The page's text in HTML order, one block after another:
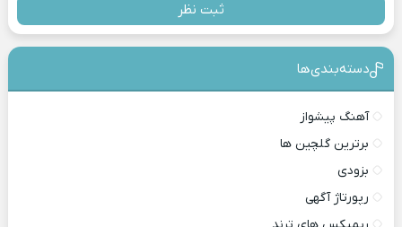
ثبت نظر
دسته‌بندی‎‌‌ها
آهنگ پیشواز
برترین گلچین ها
بزودی
رپورتاژ آگهی